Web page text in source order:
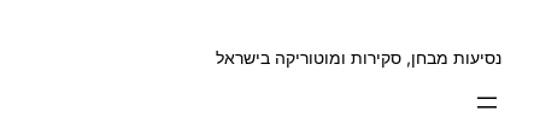
נסיעות מבחן, סקירות ומוטוריקה בישראל